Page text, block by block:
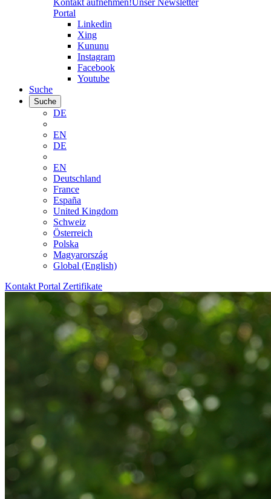
Kontakt aufnehmen!Unser Newsletter
Portal
Linkedin
Xing
Kununu
Instagram
Facebook
Youtube
Suche
Suche
DE
EN
DE
EN
Deutschland
France
España
United Kingdom
Schweiz
Österreich
Polska
Magyarország
Global (English)
Kontakt Portal Zertifikate